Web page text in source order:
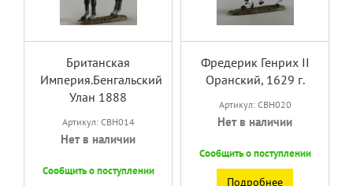
Британская
Империя.Бенгальский
Улан 1888
Артикул: CBH014
Нет в наличии
Сообщить о поступлении
Фредерик Генрих II
Оранский, 1629 г.
Артикул: CBH020
Нет в наличии
Сообщить о поступлении
Подробнее